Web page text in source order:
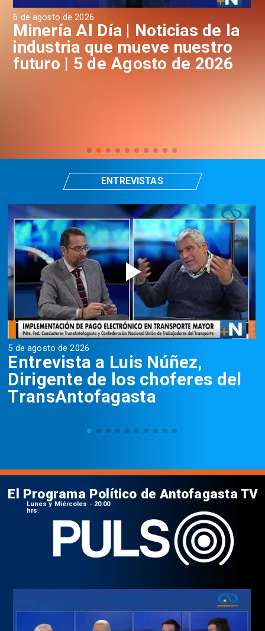
6 de agosto de 2026
Minería Al Día | Noticias de la
industria que mueve nuestro
futuro | 5 de Agosto de 2026
5 de agosto de 2026
Entrevista a Luis Núñez,
Dirigente de los choferes del
TransAntofagasta
ENTREVISTAS
El Programa Político de Antofagasta TV
Lunes y Miércoles - 20:00
hrs.